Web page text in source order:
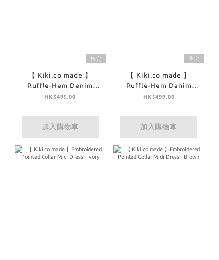
售完
【 Kiki.co made 】
Ruffle-Hem Denim
Panel Skirt - Off White
HK$499.00
加入購物車
售完
【 Kiki.co made 】
Ruffle-Hem Denim
Panel Skirt - Denim
HK$499.00
加入購物車